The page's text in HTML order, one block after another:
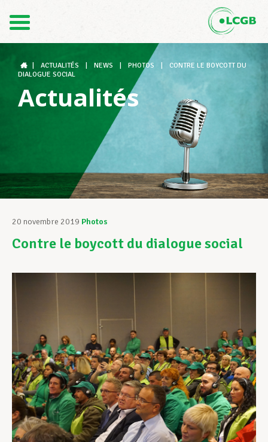
DE
Le LCGB
Structures syndicales
Assistance au Travail
Vos droits
Assistance en vie privée
Développement professionnel
Devenir Membre
Actualités
ACTUALITÉS NEWS PHOTOS
CONTRE LE BOYCOTT DU
DIALOGUE SOCIAL
Actualités
20 novembre 2019 Photos
Contre le boycott du dialogue social